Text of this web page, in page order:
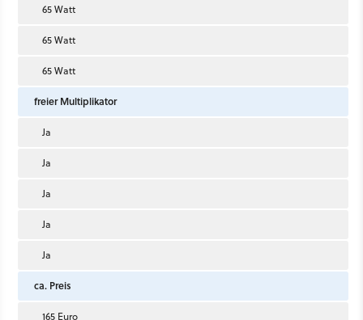
65 Watt
65 Watt
65 Watt
freier Multiplikator
Ja
Ja
Ja
Ja
Ja
ca. Preis
165 Euro